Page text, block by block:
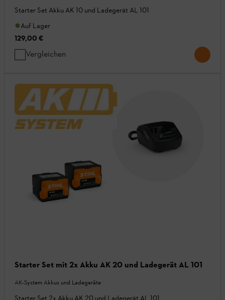
Starter Set Akku AK 10 und Ladegerät AL 101
Auf Lager
129,00 €
Vergleichen
Starter Set mit 2x Akku AK 20 und Ladegerät AL 101
AK-System Akkus und Ladegeräte
Starter Set 2x Akku AK 20 und Ladegerät AL 101